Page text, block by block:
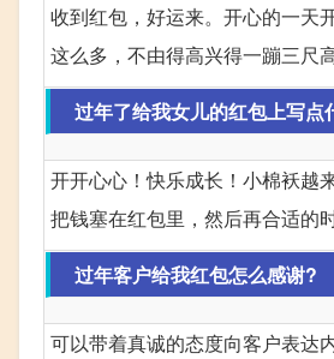
收到红包，好运来。开心的一天
这么多，不由得高兴得一蹦三尺高
过年了给我女儿的红包上写点
开开心心！快乐成长！小棉袄越
把钱塞在红包里，然后再合适的
过年客户给我红包怎么感谢?
可以带着真诚的态度向客户表达